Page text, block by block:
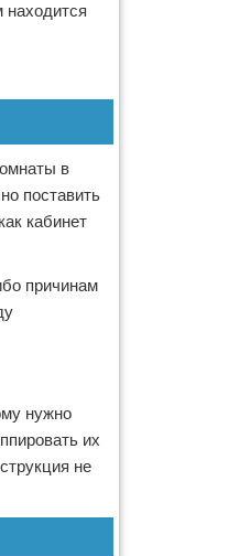
находится
в
поставить
кабинет
причинам
нужно
их
не